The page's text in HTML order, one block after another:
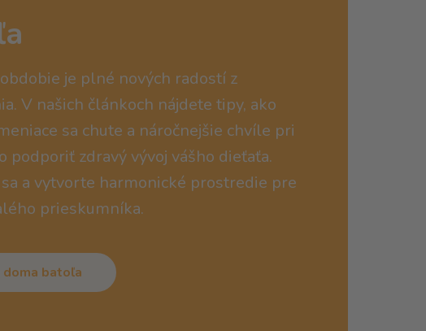
je plné nových radostí z
V našich článkoch nájdete tipy, ako
sa chute a náročnejšie chvíle pri
podporiť zdravý vývoj vášho dieťaťa.
a vytvorte harmonické prostredie pre
prieskumníka.
doma batoľa